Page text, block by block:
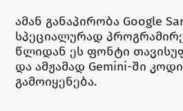
ამან განაპირობა Google
სპეციალურად
წლიდან ეს ფონტი
და ამჟამად Gemini-ში
გამოიყენება.